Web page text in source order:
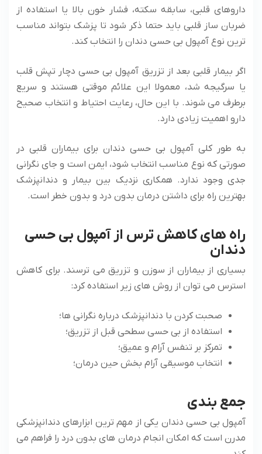
داروهای قلبی، سابقه سکته، فشار خون بالا یا استفاده از
ضربان ساز قلبی باید حتما ذکر شود تا پزشک بتواند مناسب
ترین نوع آمپول بی حسی دندان را انتخاب کند.
اگر بیمار قلبی بعد از تزریق آمپول بی حسی دچار تپش قلب
یا سرگیجه شد، معمولا این علائم موقتی هستند و سریع
برطرف می شوند. با این حال، رعایت احتیاط و انتخاب صحیح
دارو اهمیت زیادی دارد.
به طور کلی آمپول بی حسی دندان برای بیماران قلبی در
صورتی که نوع مناسب انتخاب شود، ایمن است و جای نگرانی
جدی وجود ندارد. همکاری نزدیک بین بیمار و دندانپزشک
بهترین راه برای داشتن درمان بدون درد و بدون خطر است.
راه ‌های کاهش ترس از آمپول بی حسی
دندان
بسیاری از بیماران از سوزن و تزریق می ‌ترسند. برای کاهش
استرس می ‌توان از روش‌ های زیر استفاده کرد:
صحبت کردن با دندانپزشک درباره نگرانی ‌ها؛
استفاده از بی حسی سطحی قبل از تزریق؛
تمرکز بر تنفس آرام و عمیق؛
انتخاب موسیقی آرام ‌بخش حین درمان؛
جمع ‌بندی
آمپول بی حسی دندان یکی از مهم‌ ترین ابزارهای دندانپزشکی
مدرن است که امکان انجام درمان ‌های بدون درد را فراهم می‌